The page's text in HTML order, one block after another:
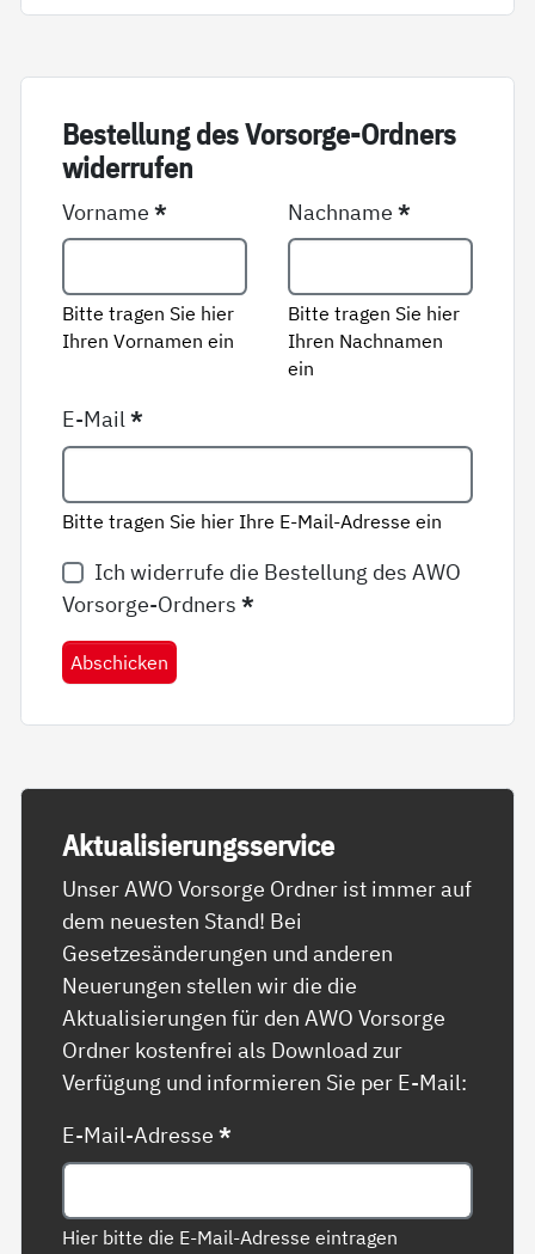
Be­stel­lung des Vor­sor­ge-Ord­ners
wi­der­ru­fen
Vorname*
Bitte tragen Sie hier
Ihren Vornamen ein
Nachname*
Bitte tragen Sie hier
Ihren Nachnamen
ein
E-Mail*
Bitte tragen Sie hier Ihre E-Mail-Adresse ein
Ich widerrufe die Bestellung des AWO
Vorsorge-Ordners*
Abschicken
Ak­tua­li­sie­rungs­ser­vice
Unser AWO Vorsorge Ordner ist immer auf
dem neuesten Stand! Bei
Gesetzesänderungen und anderen
Neuerungen stellen wir die die
Aktualisierungen für den AWO Vorsorge
Ordner kostenfrei als Download zur
Verfügung und informieren Sie per E-Mail:
E-Mail-Adresse*
Hier bitte die E-Mail-Adresse eintragen